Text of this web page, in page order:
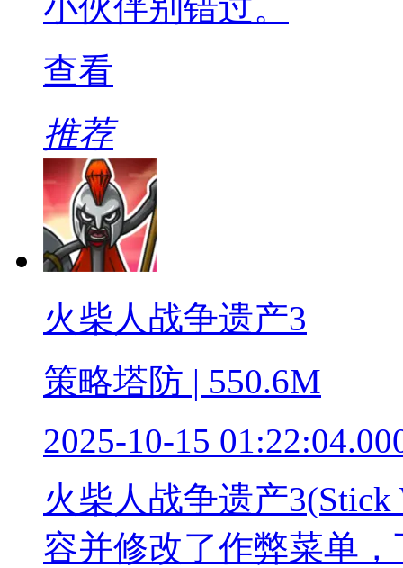
查看
推荐
火柴人战争遗产3
策略塔防 | 550.6M
2025-10-15
火柴人战争遗产
容并修改了作弊菜单